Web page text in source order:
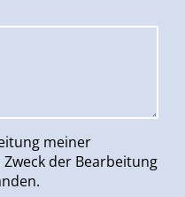
meiner
der Bearbeitung